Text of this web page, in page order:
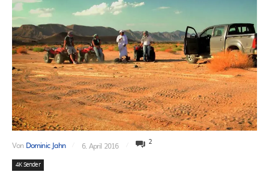
Von Dominic Jahn 6. April 2016 2
4K Sender